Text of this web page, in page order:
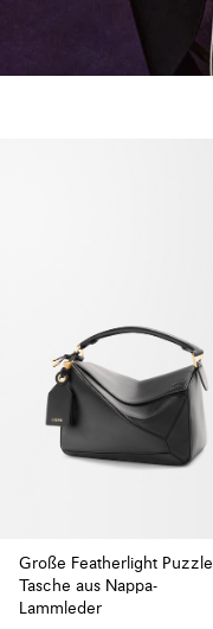
Große Featherlight Puzzle
Tasche aus Nappa-
Lammleder